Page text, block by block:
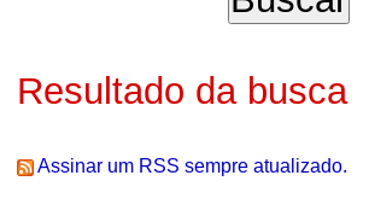
Resultado da busca
Assinar um RSS sempre atualizado.